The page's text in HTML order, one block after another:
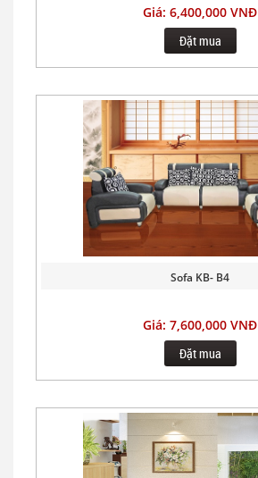
Giá: 6,400,000 VNĐ
Đặt mua
Sofa KB- B4
Giá: 7,600,000 VNĐ
Đặt mua